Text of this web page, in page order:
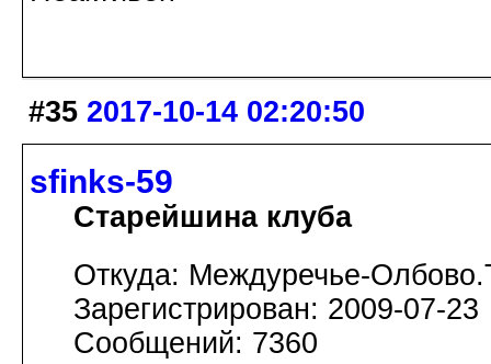
#35 2017-10-14 02:20:50
sfinks-59
Старейшина клуба
Откуда: Междуречье-
Зарегистрирован: 2009-07-23
Сообщений: 7360